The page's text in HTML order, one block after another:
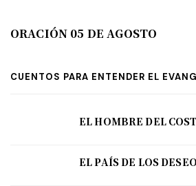
ORACIÓN 05 DE AGOSTO
CUENTOS PARA ENTENDER EL
EL HOMBRE DEL
EL PAÍS DE LOS